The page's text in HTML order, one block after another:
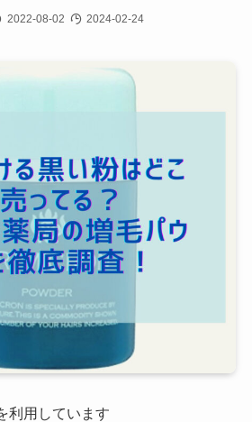
2022-08-02 2024-02-24
利用しています